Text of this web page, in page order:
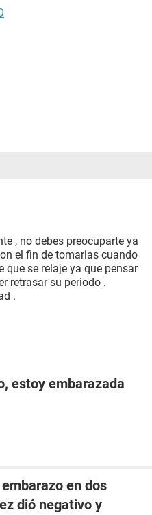
, no debes preocuparte ya
el fin de tomarlas cuando
que se relaje ya que pensar
retrasar su periodo .
.
estoy embarazada
en dos
dió negativo y